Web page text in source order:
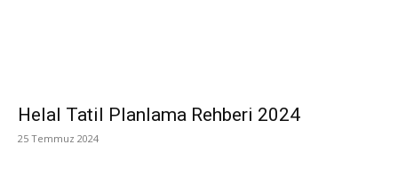
Helal Tatil Planlama Rehberi 2024
25 Temmuz 2024